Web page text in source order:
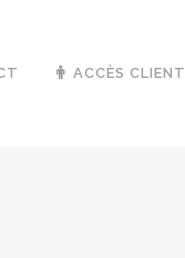
ACCÈS CLIENT